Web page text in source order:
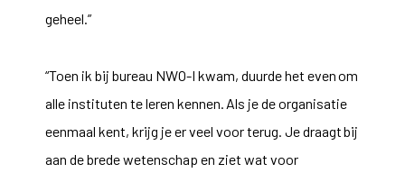
geheel.”
“Toen ik bij bureau NWO-I kwam, duurde het even om
alle instituten te leren kennen. Als je de organisatie
eenmaal kent, krijg je er veel voor terug. Je draagt bij
aan de brede wetenschap en ziet wat voor